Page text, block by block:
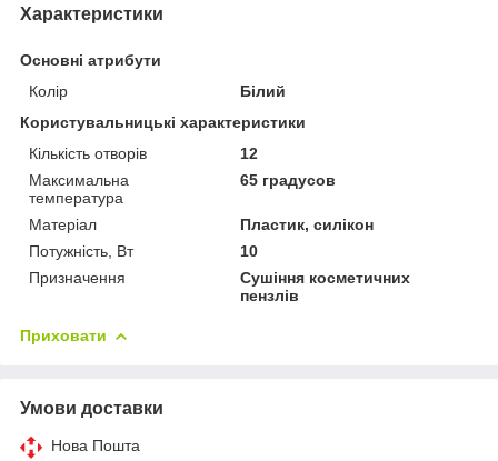
Характеристики
Основні атрибути
Колір
Білий
Користувальницькі характеристики
Кількість отворів
12
Максимальна
температура
65 градусов
Матеріал
Пластик, силікон
Потужність, Вт
10
Призначення
Сушіння косметичних
пензлів
Приховати
Умови доставки
Нова Пошта